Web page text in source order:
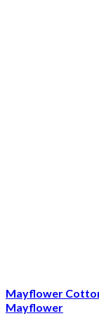
Mayflower
Mayflower